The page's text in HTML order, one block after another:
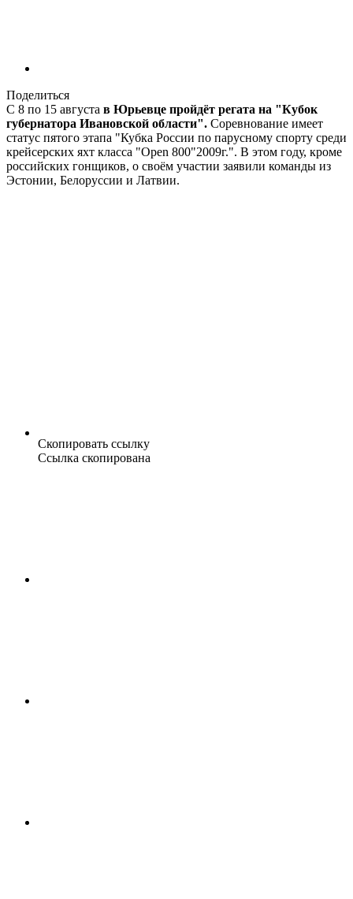
Поделиться
С 8 по 15 августа в Юрьевце пройдёт регата на "Кубок
губернатора Ивановской области". Соревнование имеет
статус пятого этапа "Кубка России по парусному спорту среди
крейсерских яхт класса "Open 800"2009г.". В этом году, кроме
российских гонщиков, о своём участии заявили команды из
Эстонии, Белоруссии и Латвии.
Скопировать ссылку
Ссылка скопирована